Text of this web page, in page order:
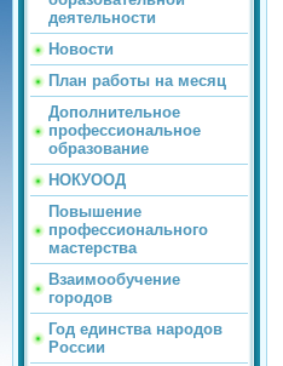
деятельности
Новости
План работы на месяц
Дополнительное
профессиональное
образование
НОКУООД
Повышение
профессионального
мастерства
Взаимообучение
городов
Год единства народов
России